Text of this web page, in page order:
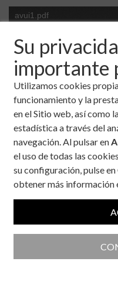
Su
importante
Utilizamos cookies
funcionamiento y la
en el Sitio web, así como
estadística a través del
navegación. Al pulsar en
el uso de todas las
su configuración, pulse
obtener más información
Colaboran